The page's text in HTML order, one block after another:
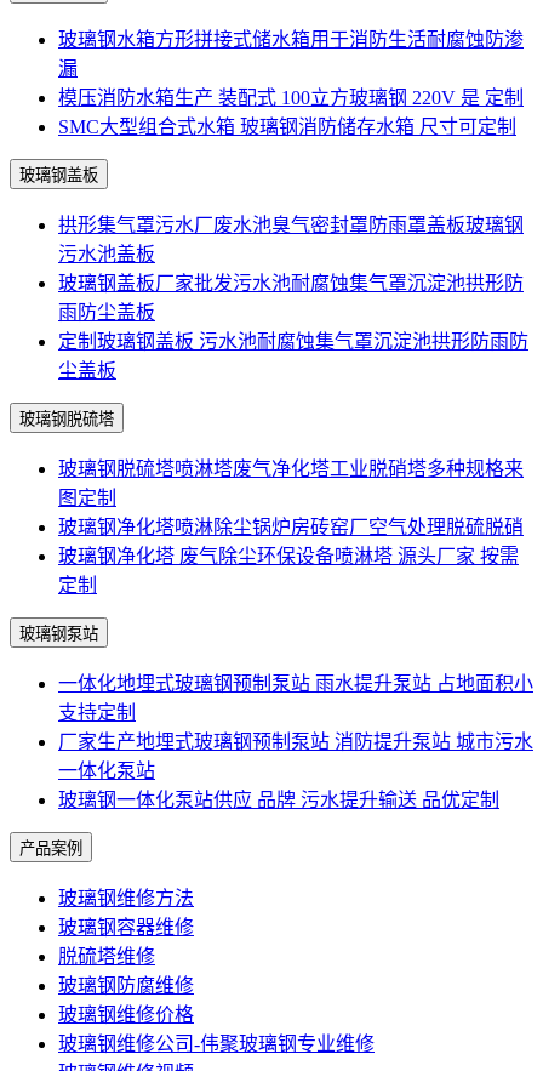
玻璃钢水箱方形拼接式储水箱用于消防生活耐腐蚀防渗
漏
模压消防水箱生产 装配式 100立方玻璃钢 220V 是 定制
SMC大型组合式水箱 玻璃钢消防储存水箱 尺寸可定制
玻璃钢盖板
拱形集气罩污水厂废水池臭气密封罩防雨罩盖板玻璃钢
污水池盖板
玻璃钢盖板厂家批发污水池耐腐蚀集气罩沉淀池拱形防
雨防尘盖板
定制玻璃钢盖板 污水池耐腐蚀集气罩沉淀池拱形防雨防
尘盖板
玻璃钢脱硫塔
玻璃钢脱硫塔喷淋塔废气净化塔工业脱硝塔多种规格来
图定制
玻璃钢净化塔喷淋除尘锅炉房砖窑厂空气处理脱硫脱硝
玻璃钢净化塔 废气除尘环保设备喷淋塔 源头厂家 按需
定制
玻璃钢泵站
一体化地埋式玻璃钢预制泵站 雨水提升泵站 占地面积小
支持定制
厂家生产地埋式玻璃钢预制泵站 消防提升泵站 城市污水
一体化泵站
玻璃钢一体化泵站供应 品牌 污水提升输送 品优定制
产品案例
玻璃钢维修方法
玻璃钢容器维修
脱硫塔维修
玻璃钢防腐维修
玻璃钢维修价格
玻璃钢维修公司-伟聚玻璃钢专业维修